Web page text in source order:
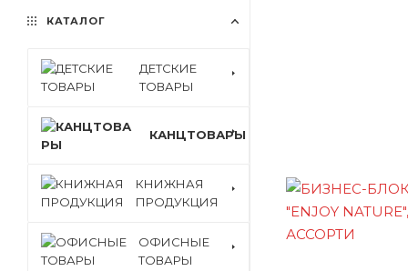
КАТАЛОГ
ДЕТСКИЕ
ТОВАРЫ
КАНЦТОВАРЫ
КНИЖНАЯ
ПРОДУКЦИЯ
ОФИСНЫЕ
ТОВАРЫ